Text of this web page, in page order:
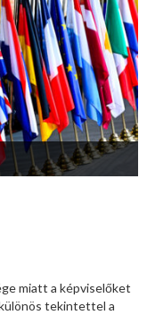
miatt a képviselőket
tekintettel a